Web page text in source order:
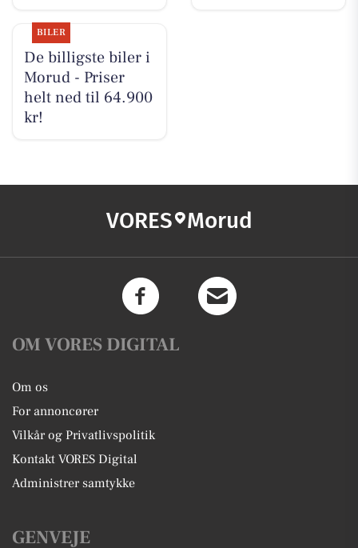
BILER
De billigste biler i
Morud - Priser
helt ned til 64.900
kr!
VORES Morud
OM VORES DIGITAL
Om os
For annoncører
Vilkår og Privatlivspolitik
Kontakt VORES Digital
Administrer samtykke
GENVEJE